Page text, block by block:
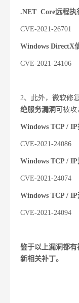
.NET Core远程执
CVE-2021-26701
Windows DirectX
CVE-2021-24106
2、此外，微软修
绝服务漏洞 可被
Windows TCP /
CVE-2021-24086
Windows TCP /
CVE-2021-24074
Windows TCP /
CVE-2021-24094
鉴于以上漏洞都
新相关补丁。